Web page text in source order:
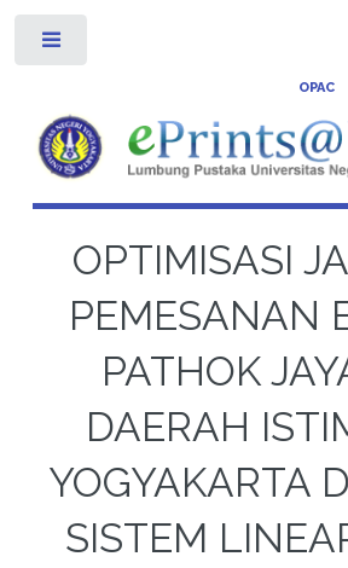
OPAC
OPTIMISASI
PEMESANAN
PATHOK
DAERAH
YOGYAKARTA
SISTEM